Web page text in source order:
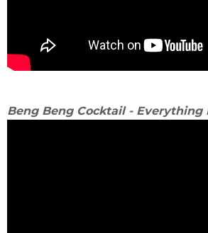
Beng Beng Cocktail - Everything